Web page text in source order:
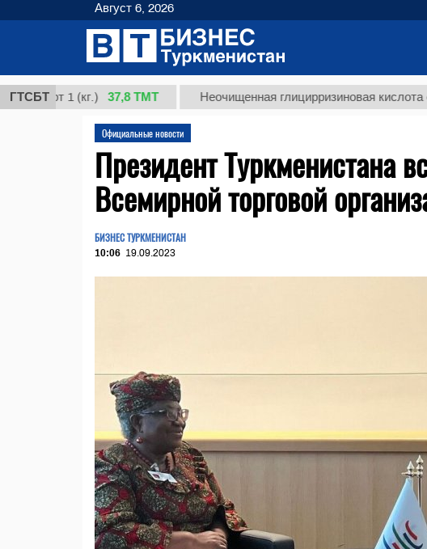
ГТСБТ
1 (кг.) 37,8 ТМТ Неочищенная глицирризиновая кислота
Официальные новости
Президент Туркменистана
Всемирной торговой
БИЗНЕС ТУРКМЕНИСТАН
10:06 19.09.2023
Август 6, 2026